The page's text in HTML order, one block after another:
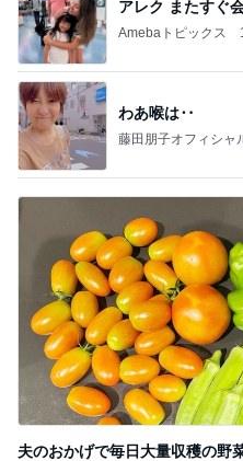
アレク またすぐ
Amebaトピックス
わあ喉は‥
藤田朋子オフィシャ
夫のおかげで毎日大量収穫の野